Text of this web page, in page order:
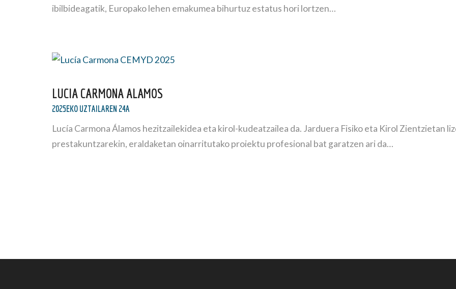
ibilbideagatik, Europako lehen emakumea bihurtuz estatus hori lortzen…
LUCIA CARMONA ALAMOS
2025EKO UZTAILAREN 24A
Lucía Carmona Álamos hezitzailekidea eta kirol-kudeatzailea da. Jarduera Fisiko eta Kirol Zientzietan
prestakuntzarekin, eraldaketan oinarritutako proiektu profesional bat garatzen ari da…